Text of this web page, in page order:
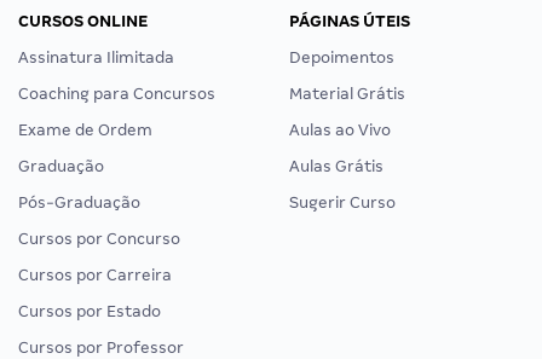
CURSOS ONLINE
Assinatura Ilimitada
Coaching para Concursos
Exame de Ordem
Graduação
Pós-Graduação
Cursos por Concurso
Cursos por Carreira
Cursos por Estado
Cursos por Professor
PÁGINAS ÚTEIS
Depoimentos
Material Grátis
Aulas ao Vivo
Aulas Grátis
Sugerir Curso